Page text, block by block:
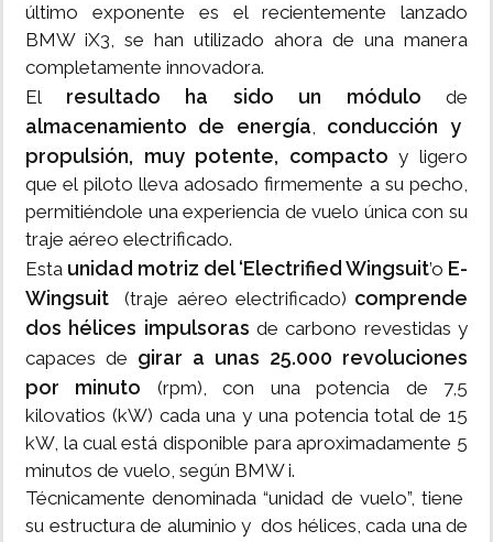
último exponente es el recientemente lanzado
BMW iX3, se han utilizado ahora de una manera
completamente innovadora.
El resultado ha sido un módulo de
almacenamiento de energía, conducción y
propulsión, muy potente, compacto y ligero
que el piloto lleva adosado firmemente a su pecho,
permitiéndole una experiencia de vuelo única con su
traje aéreo electrificado.
Esta unidad motriz del ‘Electrified Wingsuit’o E-
Wingsuit (traje aéreo electrificado) comprende
dos hélices impulsoras de carbono revestidas y
capaces de girar a unas 25.000 revoluciones
por minuto (rpm), con una potencia de 7,5
kilovatios (kW) cada una y una potencia total de 15
kW, la cual está disponible para aproximadamente 5
minutos de vuelo, según BMW i.
Técnicamente denominada “unidad de vuelo”, tiene
su estructura de aluminio y dos hélices, cada una de